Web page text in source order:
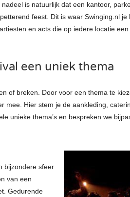
is natuurlijk dat een kantoor,
feest. Dit is waar Swinging.nl
en acts die op iedere locatie
een uniek thema
of breken. Door voor een thema te
mee. Hier stem je de aankleding,
unieke thema’s en bespreken we
bijzondere sfeer
van een
Gedurende